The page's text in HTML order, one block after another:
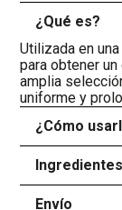
¿Qué es?
Utilizada en
para obtener
amplia
uniforme y
¿Cómo
Ingredientes
Envío